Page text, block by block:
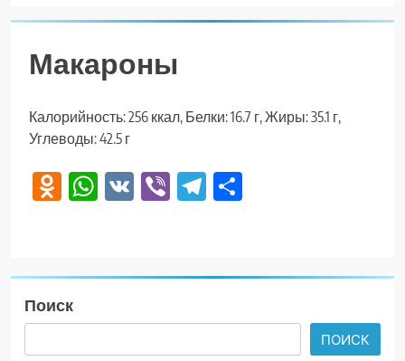
Макароны
Калорийность: 256 ккал, Белки: 16.7 г, Жиры: 35.1 г,
Углеводы: 42.5 г
Odnoklassniki
WhatsApp
VK ViberTelegram
Поиск
ПОИСК